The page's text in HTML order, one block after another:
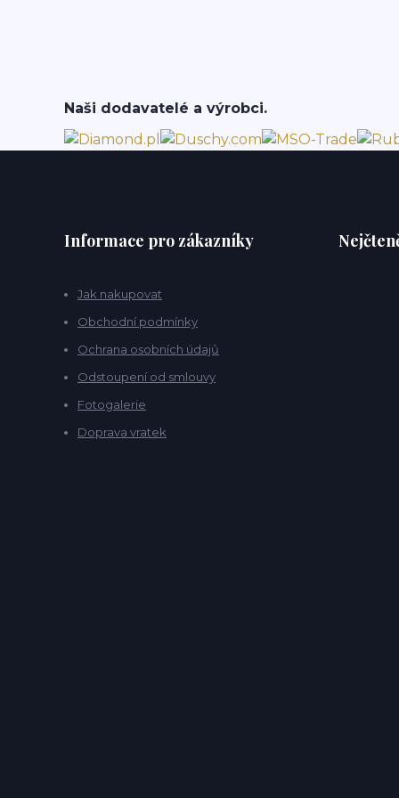
Naši dodavatelé a výrobci.
Informace pro zákazníky
Jak nakupovat
Obchodní podmínky
Ochrana osobních údajů
Odstoupení od smlouvy
Fotogalerie
Doprava vratek